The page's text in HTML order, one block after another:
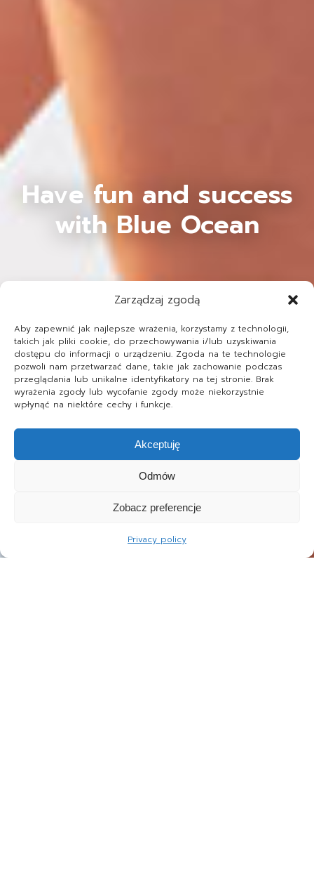
Zarządzaj zgodą
Aby zapewnić jak najlepsze wrażenia, korzystamy z technologii,
takich jak pliki cookie, do przechowywania i/lub uzyskiwania
dostępu do informacji o urządzeniu. Zgoda na te technologie
pozwoli nam przetwarzać dane, takie jak zachowanie podczas
przeglądania lub unikalne identyfikatory na tej stronie. Brak
wyrażenia zgody lub wycofanie zgody może niekorzystnie
wpłynąć na niektóre cechy i funkcje.
Akceptuję
Odmów
Zobacz preferencje
Privacy policy
Have fun and success
with Blue Ocean